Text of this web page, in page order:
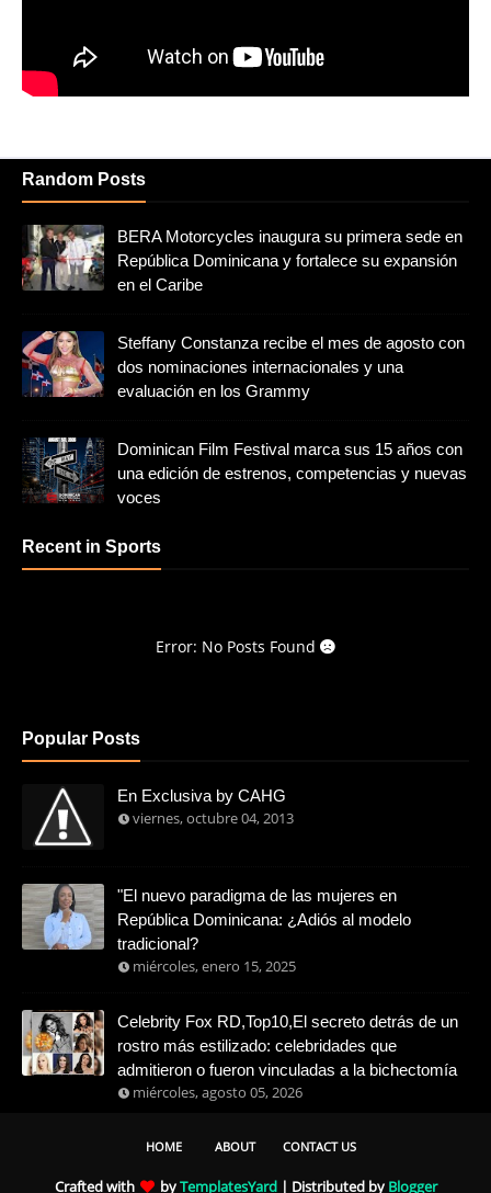
Random Posts
BERA Motorcycles inaugura su primera sede en
República Dominicana y fortalece su expansión
en el Caribe
Steffany Constanza recibe el mes de agosto con
dos nominaciones internacionales y una
evaluación en los Grammy
Dominican Film Festival marca sus 15 años con
una edición de estrenos, competencias y nuevas
voces
Recent in Sports
Error: No Posts Found
Popular Posts
En Exclusiva by CAHG
viernes, octubre 04, 2013
"El nuevo paradigma de las mujeres en
República Dominicana: ¿Adiós al modelo
tradicional?
miércoles, enero 15, 2025
Celebrity Fox RD,Top10,El secreto detrás de un
rostro más estilizado: celebridades que
admitieron o fueron vinculadas a la bichectomía
miércoles, agosto 05, 2026
HOME ABOUT CONTACT US
Crafted with byTemplatesYard| Distributed by Blogger